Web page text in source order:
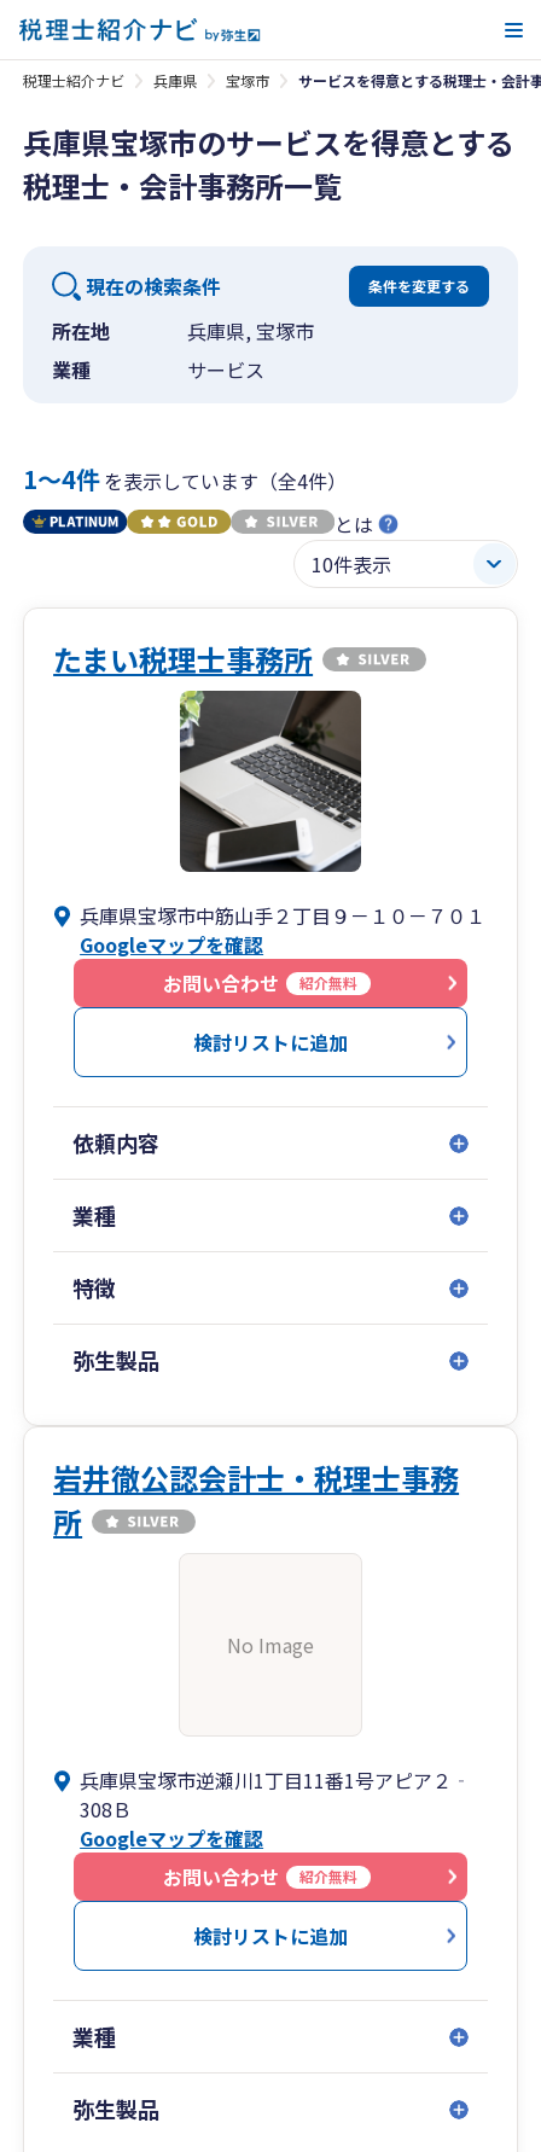
税理士紹介ナビ 兵庫県 宝塚市 サービスを得意とする税理士・会計
兵庫県宝塚市のサービスを得意とする
税理士・会計事務所一覧
現在の検索条件 条件を変更する
所在地
兵庫県, 宝塚市
業種
サービス
1〜4件を表示しています（全4件）
とは
たまい税理士事務所
兵庫県宝塚市中筋山手２丁目９－１０－７０１
Googleマップを確認
お問い合わせ
紹介無料
検討リストに追加
依頼内容
業種
特徴
弥生製品
岩井徹公認会計士・税理士事務
所
No Image
兵庫県宝塚市逆瀬川1丁目11番1号アピア２‐
308Ｂ
Googleマップを確認
お問い合わせ
紹介無料
検討リストに追加
業種
弥生製品